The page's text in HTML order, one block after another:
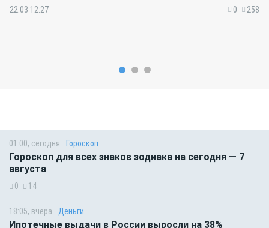
22.03 12:27 0 258
01:00, сегодня Гороскоп
Гороскоп для всех знаков зодиака на сегодня — 7
августа
0 14
18:05, вчера Деньги
Ипотечные выдачи в России выросли на 38%